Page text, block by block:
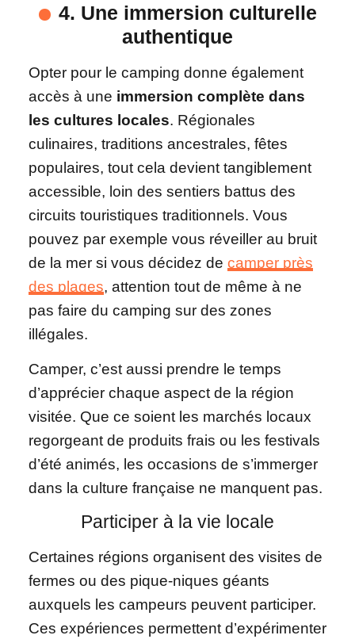
4. Une immersion culturelle
authentique
Opter pour le camping donne également
accès à une immersion complète dans
les cultures locales. Régionales
culinaires, traditions ancestrales, fêtes
populaires, tout cela devient tangiblement
accessible, loin des sentiers battus des
circuits touristiques traditionnels. Vous
pouvez par exemple vous réveiller au bruit
de la mer si vous décidez de camper près
des plages, attention tout de même à ne
pas faire du camping sur des zones
illégales.
Camper, c’est aussi prendre le temps
d’apprécier chaque aspect de la région
visitée. Que ce soient les marchés locaux
regorgeant de produits frais ou les festivals
d’été animés, les occasions de s’immerger
dans la culture française ne manquent pas.
Participer à la vie locale
Certaines régions organisent des visites de
fermes ou des pique-niques géants
auxquels les campeurs peuvent participer.
Ces expériences permettent d’expérimenter